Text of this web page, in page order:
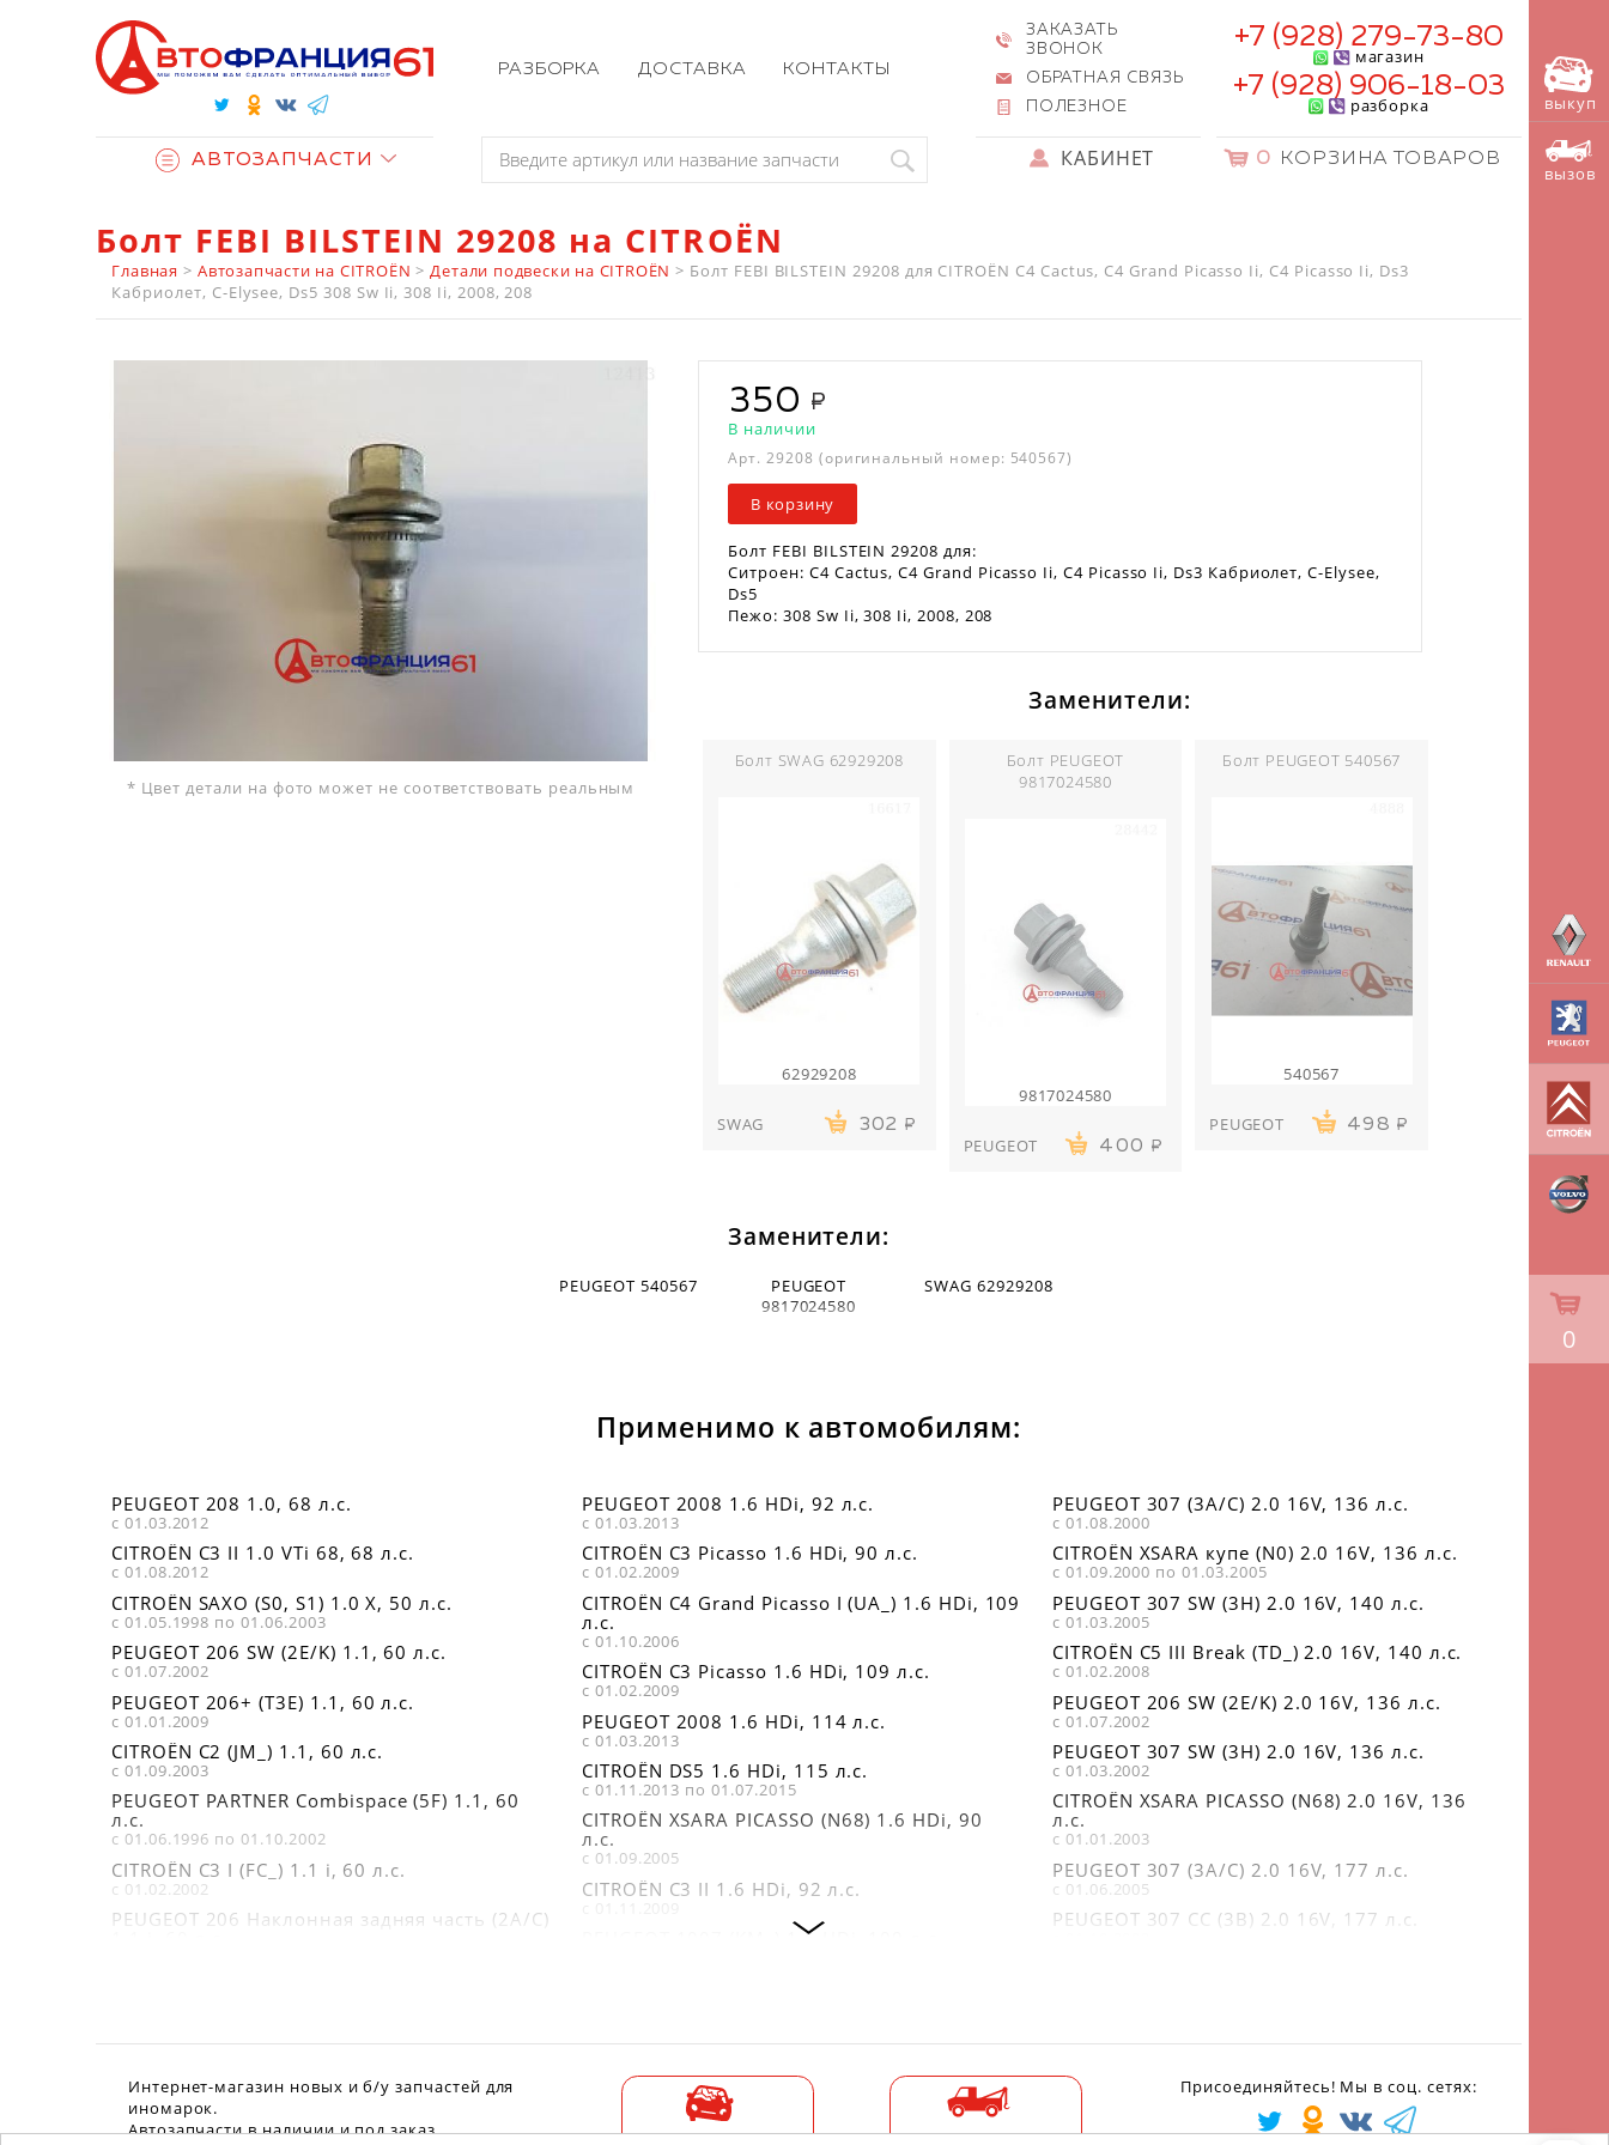
РАЗБОРКА ДОСТАВКА КОНТАКТЫ
ЗАКАЗАТЬ
ЗВОНОК
ОБРАТНАЯ СВЯЗЬ
ПОЛЕЗНОЕ
+7 (928) 279-73-80
магазин
+7 (928) 906-18-03
разборка
АВТОЗАПЧАСТИ КАБИНЕТ 0 КОРЗИНА ТОВАРОВ
Болт FEBI BILSTEIN 29208 на CITROËN
Главная > Автозапчасти на CITROËN >Детали подвески на CITROËN > Болт FEBI BILSTEIN 29208 для CITROËN C4 Cactus, C4 Grand Picasso Ii, C4 Picasso Ii, Ds3
Кабриолет, C-Elysee, Ds5 308 Sw Ii, 308 Ii, 2008, 208
* Цвет детали на фото может не соответствовать реальным
350
В наличии
Арт.29208 (оригинальный номер: 540567)
В корзину
Болт FEBI BILSTEIN 29208 для:
Ситроен: C4 Cactus, C4 Grand Picasso Ii, C4 Picasso Ii, Ds3 Кабриолет, C-Elysee,
Ds5
Пежо: 308 Sw Ii, 308 Ii, 2008, 208
Заменители:
Болт SWAG 62929208
62929208
SWAG 302
Болт PEUGEOT
9817024580
9817024580
PEUGEOT 400
Болт PEUGEOT 540567
540567
PEUGEOT 498
Заменители:
PEUGEOT 540567
PEUGEOT
9817024580
SWAG 62929208
Применимо к автомобилям:
PEUGEOT 208 1.0, 68 л.с.
с 01.03.2012
CITROËN C3 II 1.0 VTi 68, 68 л.с.
с 01.08.2012
CITROËN SAXO (S0, S1) 1.0 X, 50 л.с.
с 01.05.1998 по 01.06.2003
PEUGEOT 206 SW (2E/K) 1.1, 60 л.с.
с 01.07.2002
PEUGEOT 206+ (T3E) 1.1, 60 л.с.
с 01.01.2009
CITROËN C2 (JM_) 1.1, 60 л.с.
с 01.09.2003
PEUGEOT PARTNER Combispace (5F) 1.1, 60
л.с.
с 01.06.1996 по 01.10.2002
CITROËN C3 I (FC_) 1.1 i, 60 л.с.
с 01.02.2002
PEUGEOT 206 Наклонная задняя часть (2A/C)
CITROËN BERLINGO (MF) 1.1 i (MFHDZ,
MFHFX), 60 л.с.
PEUGEOT 2008 1.6 HDi, 92 л.с.
с 01.03.2013
CITROËN C3 Picasso 1.6 HDi, 90 л.с.
с 01.02.2009
CITROËN C4 Grand Picasso I (UA_) 1.6 HDi, 109
л.с.
с 01.10.2006
CITROËN C3 Picasso 1.6 HDi, 109 л.с.
с 01.02.2009
PEUGEOT 2008 1.6 HDi, 114 л.с.
с 01.03.2013
CITROËN DS5 1.6 HDi, 115 л.с.
с 01.11.2013 по 01.07.2015
CITROËN XSARA PICASSO (N68) 1.6 HDi, 90
л.с.
с 01.09.2005
CITROËN C3 II 1.6 HDi, 92 л.с.
PEUGEOT 1007 (KM_) 1.6 HDi, 109 л.с.
с 01.05.2004
PEUGEOT 207 (WA_, WC_) 1.6 HDi, 90 л.с.
PEUGEOT 307 (3A/C) 2.0 16V, 136 л.с.
с 01.08.2000
CITROËN XSARA купе (N0) 2.0 16V, 136 л.с.
с 01.09.2000 по 01.03.2005
PEUGEOT 307 SW (3H) 2.0 16V, 140 л.с.
с 01.03.2005
CITROËN C5 III Break (TD_) 2.0 16V, 140 л.с.
с 01.02.2008
PEUGEOT 206 SW (2E/K) 2.0 16V, 136 л.с.
с 01.07.2002
PEUGEOT 307 SW (3H) 2.0 16V, 136 л.с.
с 01.03.2002
CITROËN XSARA PICASSO (N68) 2.0 16V, 136
л.с.
с 01.01.2003
PEUGEOT 307 (3A/C) 2.0 16V, 177 л.с.
с 01.06.2005
PEUGEOT 307 CC (3B) 2.0 16V, 177 л.с.
CITROËN C5 I Break (DE_) 2.0 16V (DERFNF,
DERFNC, RERFNC), 136 л.с.
с 01.06.2001 по 01.08.2004
Интернет-магазин новых и б/у запчастей для
иномарок.
Автозапчасти в наличии и под заказ.
Выкуп авто в Вызов эвакуатора
Присоединяйтесь! Мы в соц. сетях:
выкуп
вызов
0